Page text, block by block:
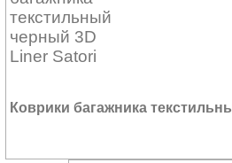
Коврики багажника